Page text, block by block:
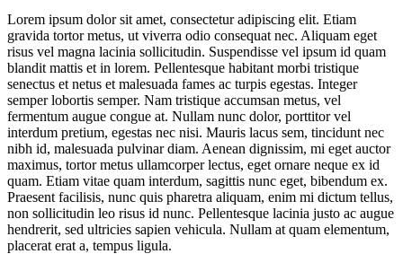
Lorem ipsum dolor sit amet, consectetur adipiscing elit. Etiam
gravida tortor metus, ut viverra odio consequat nec. Aliquam eget
risus vel magna lacinia sollicitudin. Suspendisse vel ipsum id quam
blandit mattis et in lorem. Pellentesque habitant morbi tristique
senectus et netus et malesuada fames ac turpis egestas. Integer
semper lobortis semper. Nam tristique accumsan metus, vel
fermentum augue congue at. Nullam nunc dolor, porttitor vel
interdum pretium, egestas nec nisi. Mauris lacus sem, tincidunt nec
nibh id, malesuada pulvinar diam. Aenean dignissim, mi eget auctor
maximus, tortor metus ullamcorper lectus, eget ornare neque ex id
quam. Etiam vitae quam interdum, sagittis nunc eget, bibendum ex.
Praesent facilisis, nunc quis pharetra aliquam, enim mi dictum tellus,
non sollicitudin leo risus id nunc. Pellentesque lacinia justo ac augue
hendrerit, sed ultricies sapien vehicula. Nullam at quam elementum,
placerat erat a, tempus ligula.